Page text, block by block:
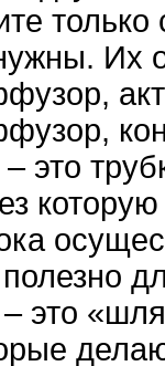
Их
– это
полезно
это